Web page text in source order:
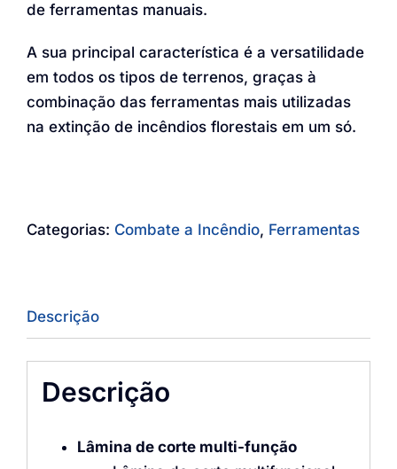
de ferramentas manuais.
A sua principal característica é a versatilidade
em todos os tipos de terrenos, graças à
combinação das ferramentas mais utilizadas
na extinção de incêndios florestais em um só.
Categorias: Combate a Incêndio, Ferramentas
Descrição
Descrição
Lâmina de corte multi-função